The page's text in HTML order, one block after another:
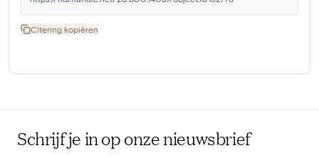
Citering kopiëren
Schrijf je in op onze nieuwsbrief